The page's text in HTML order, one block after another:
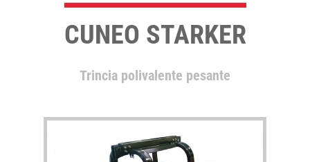
CUNEO STARKER
Trincia polivalente pesante